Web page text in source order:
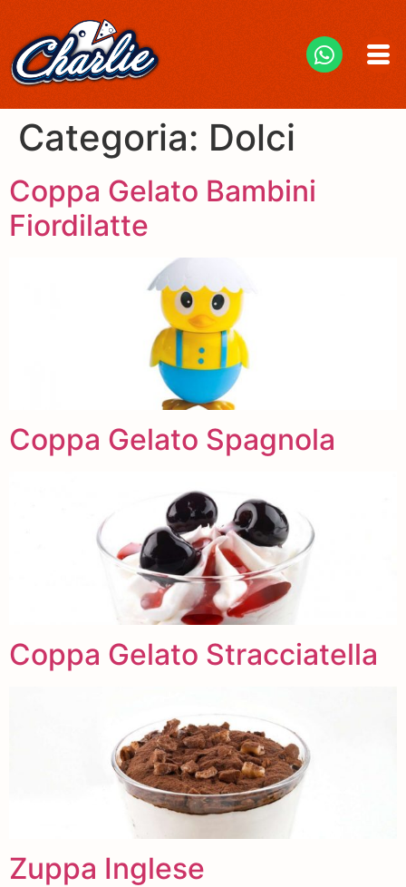
Categoria: Dolci
Coppa Gelato Bambini
Fiordilatte
Coppa Gelato Spagnola
Coppa Gelato Stracciatella
Zuppa Inglese